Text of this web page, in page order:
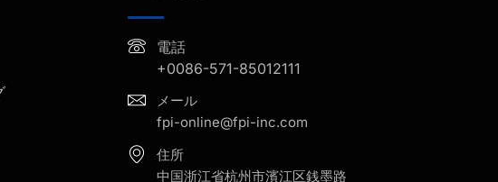
電話
+0086-571-85012111
メール
fpi-online@fpi-inc.com
住所
中国浙江省杭州市濱江区銭墨路